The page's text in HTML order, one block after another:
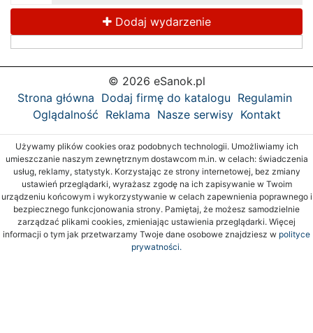
Dodaj wydarzenie
© 2026 eSanok.pl
Strona główna Dodaj firmę do katalogu Regulamin
Oglądalność Reklama Nasze serwisy Kontakt
Używamy plików cookies oraz podobnych technologii. Umożliwiamy ich
umieszczanie naszym zewnętrznym dostawcom m.in. w celach: świadczenia
usług, reklamy, statystyk. Korzystając ze strony internetowej, bez zmiany
ustawień przeglądarki, wyrażasz zgodę na ich zapisywanie w Twoim
urządzeniu końcowym i wykorzystywanie w celach zapewnienia poprawnego i
bezpiecznego funkcjonowania strony. Pamiętaj, że możesz samodzielnie
zarządzać plikami cookies, zmieniając ustawienia przeglądarki. Więcej
informacji o tym jak przetwarzamy Twoje dane osobowe znajdziesz w polityce
prywatności.